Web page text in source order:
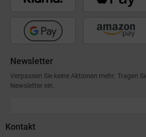
Newsletter
Verpassen Sie keine Aktionen mehr. Tragen
Newsletter ein.
Kontakt